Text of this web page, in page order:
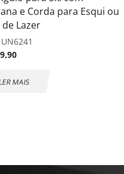
e Corda para Esqui ou
de Lazer
UN6241
MAIS